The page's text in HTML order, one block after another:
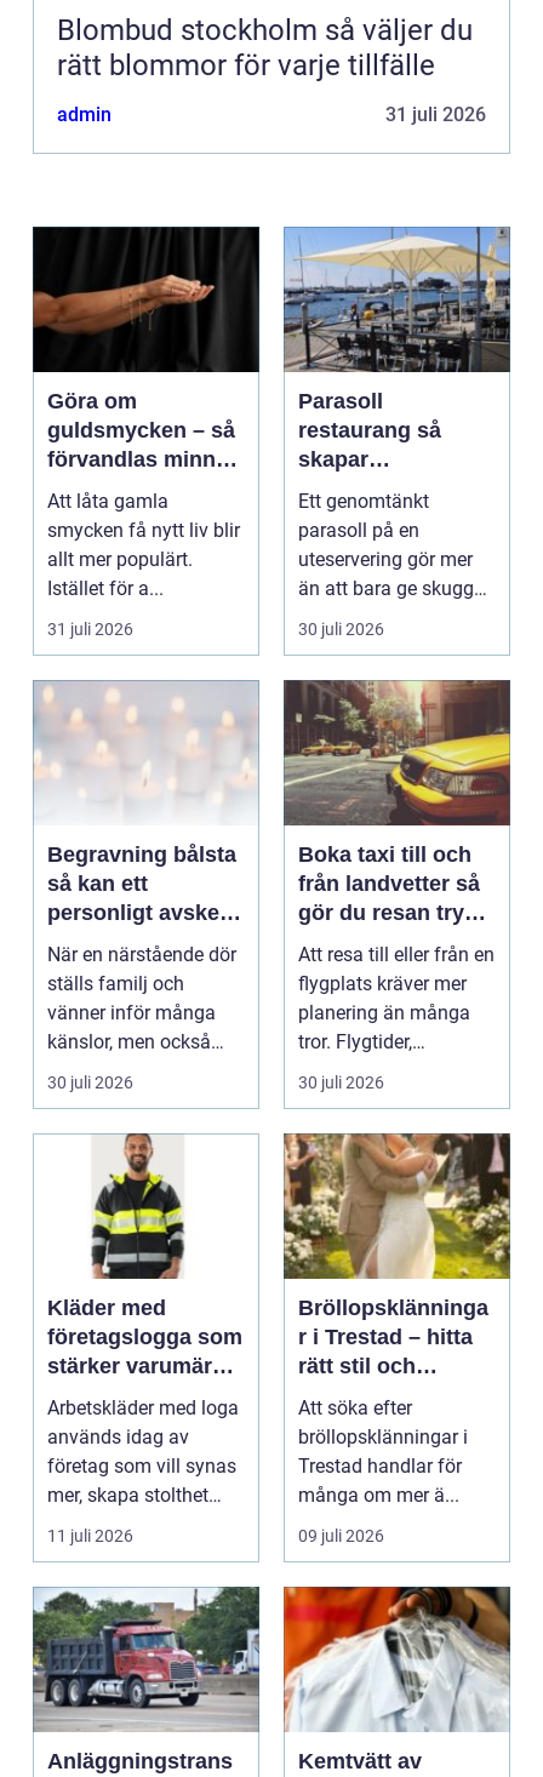
Blombud stockholm så väljer du
rätt blommor för varje tillfälle
admin 31 juli 2026
Göra om
guldsmycken – så
förvandlas minnen
till nya favoriter
Att låta gamla
smycken få nytt liv blir
allt mer populärt.
Istället för a...
31 juli 2026
Parasoll
restaurang så
skapar
uteserveringen rätt
känsla året runt
Ett genomtänkt
parasoll på en
uteservering gör mer
än att bara ge skugga.
Det påverkar hur länge
gäs...
30 juli 2026
Begravning bålsta
så kan ett
personligt avsked
formas
När en närstående dör
ställs familj och
vänner inför många
känslor, men också
praktiska beslut. En b...
30 juli 2026
Boka taxi till och
från landvetter så
gör du resan trygg
och smidig
Att resa till eller från en
flygplats kräver mer
planering än många
tror. Flygtider,
packning, säker...
30 juli 2026
Kläder med
företagslogga som
stärker varumärket
varje dag
Arbetskläder med loga
används idag av
företag som vill synas
mer, skapa stolthet
inte...
11 juli 2026
Bröllopsklänninga
r i Trestad – hitta
rätt stil och
passform inför den
stora dagen
Att söka efter
bröllopsklänningar i
Trestad handlar för
många om mer ä...
09 juli 2026
Anläggningstrans
Kemtvätt av